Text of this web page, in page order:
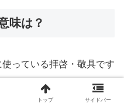
味は？
っている拝啓・敬具です
トップ サイドバー